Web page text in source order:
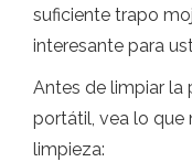
suficiente trapo
interesante para
Antes de limpiar
portátil, vea lo que
limpieza: